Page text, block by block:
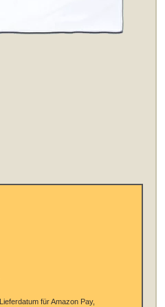
Lieferdatum für Amazon Pay,